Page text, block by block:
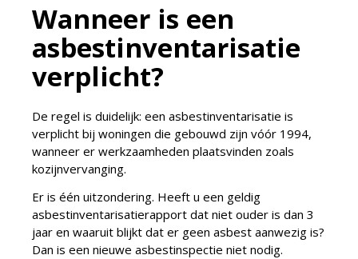
Wanneer is een
asbestinventarisatie
verplicht?
De regel is duidelijk: een asbestinventarisatie is
verplicht bij woningen die gebouwd zijn vóór 1994,
wanneer er werkzaamheden plaatsvinden zoals
kozijnvervanging.
Er is één uitzondering. Heeft u een geldig
asbestinventarisatierapport dat niet ouder is dan 3
jaar en waaruit blijkt dat er geen asbest aanwezig is?
Dan is een nieuwe asbestinspectie niet nodig.